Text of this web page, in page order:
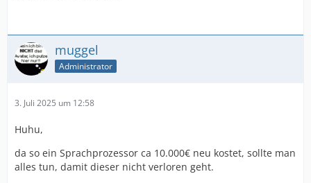
muggel
Administrator
3. Juli 2025 um 12:58
Huhu,
da so ein Sprachprozessor ca 10.000€ neu kostet, sollte man
alles tun, damit dieser nicht verloren geht.